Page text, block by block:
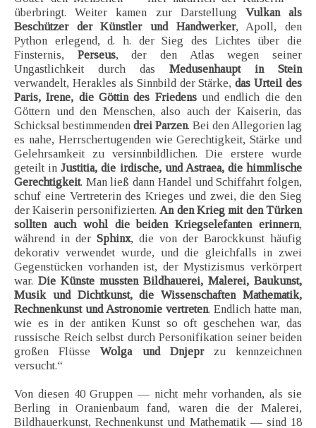
überbringt. Weiter kamen zur Darstellung Vulkan als
Beschützer der Künstler und Handwerker, Apoll, den
Python erlegend, d. h. der Sieg des Lichtes über die
Finsternis, Perseus, der den Atlas wegen seiner
Ungastlichkeit durch das Medusenhaupt in Stein
verwandelt, Herakles als Sinnbild der Stärke,das Urteil des
Paris, Irene, die Göttin des Friedensund endlich die den
Göttern und den Menschen, also auch der Kaiserin, das
Schicksal bestimmenden drei Parzen. Bei den Allegorien lag
es nahe, Herrschertugenden wie Gerechtigkeit, Stärke und
Gelehrsamkeit zu versinnbildlichen. Die erstere wurde
geteilt inJustitia, die irdische, und Astraea, die himmlische
Gerechtigkeit. Man ließ dann Handel und Schiffahrt folgen,
schuf eine Vertreterin des Krieges und zwei, die den Sieg
der Kaiserin personifizierten.An den Krieg mit den Türken
sollten auch wohl die beiden Kriegselefanten erinnern,
während in der Sphinx, die von der Barockkunst häufig
dekorativ verwendet wurde, und die gleichfalls in zwei
Gegenstücken vorhanden ist, der Mystizismus verkörpert
war. Die Künste mussten Bildhauerei, Malerei, Baukunst,
Musik und Dichtkunst, die Wissenschaften Mathematik,
Rechnenkunst und Astronomie vertreten. Endlich hatte man,
wie es in der antiken Kunst so oft geschehen war, das
russische Reich selbst durch Personifikation seiner beiden
großen FlüsseWolga und Dnjeprzu kennzeichnen
versucht.“
Von diesen 40 Gruppen — nicht mehr vorhanden, als sie
Berling in Oranienbaum fand, waren die der Malerei,
Bildhauerkunst, Rechnenkunst und Mathematik — sind 18